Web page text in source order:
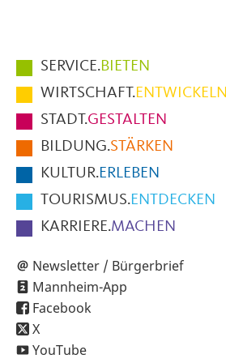
Hauptmenüpunkte
im
Fußbereich
der
Seite
SERVICE.BIETEN
WIRTSCHAFT.ENTWICKELN
STADT.GESTALTEN
BILDUNG.STÄRKEN
KULTUR.ERLEBEN
TOURISMUS.ENTDECKEN
KARRIERE.MACHEN
Newsletter / Bürgerbrief
Mannheim-App
Facebook
X
YouTube